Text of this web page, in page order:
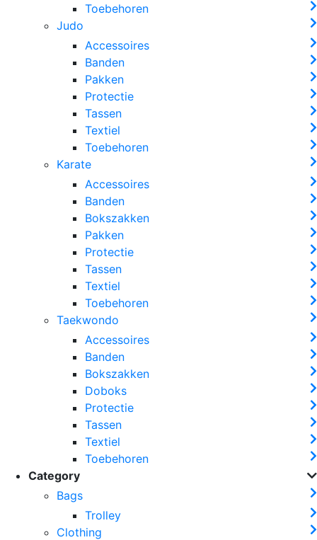
Toebehoren
Judo
Accessoires
Banden
Pakken
Protectie
Tassen
Textiel
Toebehoren
Karate
Accessoires
Banden
Bokszakken
Pakken
Protectie
Tassen
Textiel
Toebehoren
Taekwondo
Accessoires
Banden
Bokszakken
Doboks
Protectie
Tassen
Textiel
Toebehoren
Category
Bags
Trolley
Clothing